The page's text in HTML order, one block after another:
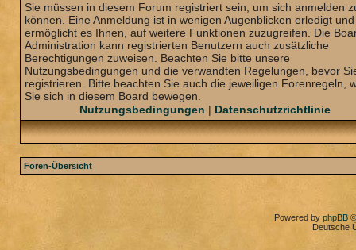
Sie müssen in diesem Forum registriert sein, um sich anmelden
können. Eine Anmeldung ist in wenigen Augenblicken erledigt und
ermöglicht es Ihnen, auf weitere Funktionen zuzugreifen. Die
Administration kann registrierten Benutzern auch zusätzliche
Berechtigungen zuweisen. Beachten Sie bitte unsere
Nutzungsbedingungen und die verwandten Regelungen, bevor
registrieren. Bitte beachten Sie auch die jeweiligen Forenregeln,
Sie sich in diesem Board bewegen.
Nutzungsbedingungen | Datenschutzrichtlinie
Foren-Übersicht
Powered by phpBB
Deutsche